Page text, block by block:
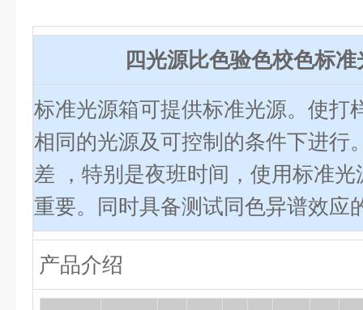
四光源比色验色校色标
标准光源箱可提供标准光源。使打
相同的光源及可控制的条件下进行
差 ，特别是夜班时间，使用标准
重要。同时具备测试同色异谱效应
产品介绍